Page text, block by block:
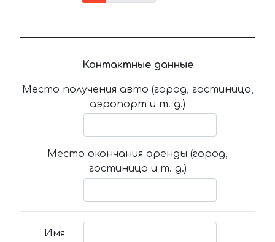
Контактные данные
Место получения авто (город, гостиница,
аэропорт и т. д.)
Место окончания аренды (город,
гостиница и т. д.)
Имя